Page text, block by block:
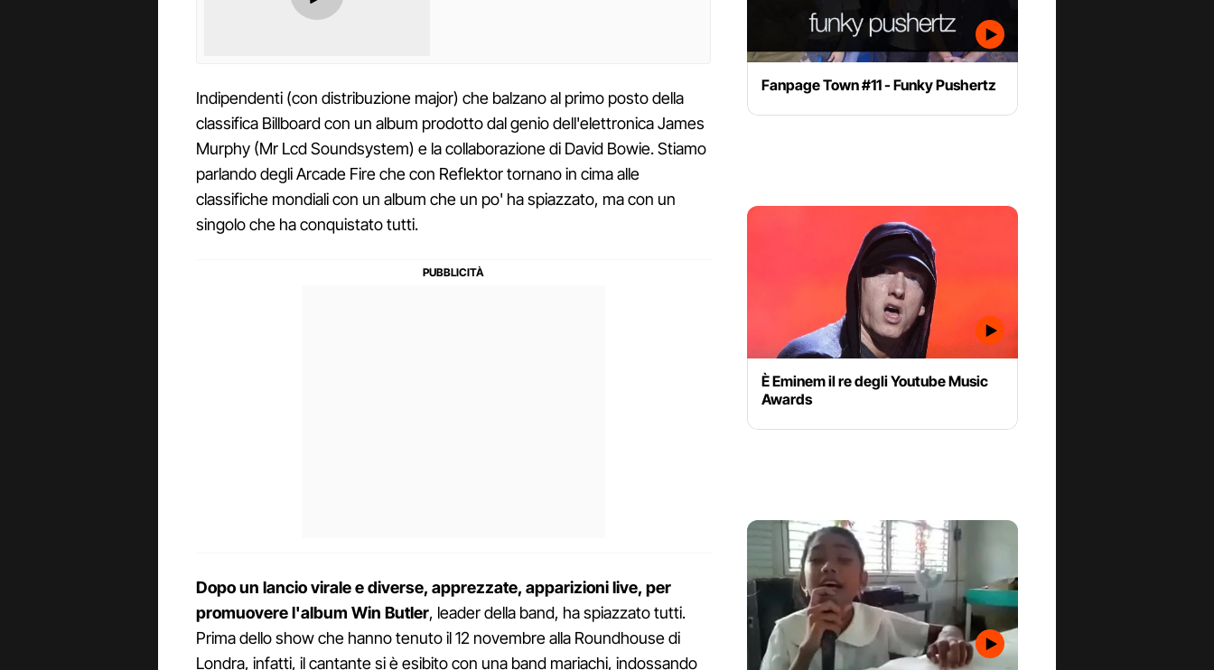
Indipendenti (con distribuzione major) che balzano al primo posto della
classifica Billboard con un album prodotto dal genio dell'elettronica James
Murphy (Mr Lcd Soundsystem) e la collaborazione di David Bowie. Stiamo
parlando degli Arcade Fire che con Reflektor tornano in cima alle
classifiche mondiali con un album che un po' ha spiazzato, ma con un
singolo che ha conquistato tutti.
Dopo un lancio virale e diverse, apprezzate, apparizioni live, per
promuovere l'album Win Butler, leader della band, ha spiazzato tutti.
Prima dello show che hanno tenuto il 12 novembre alla Roundhouse di
Londra, infatti, il cantante si è esibito con una band mariachi, indossando
Fanpage Town #11 - Funky Pushertz
È Eminem il re degli Youtube Music
Awards